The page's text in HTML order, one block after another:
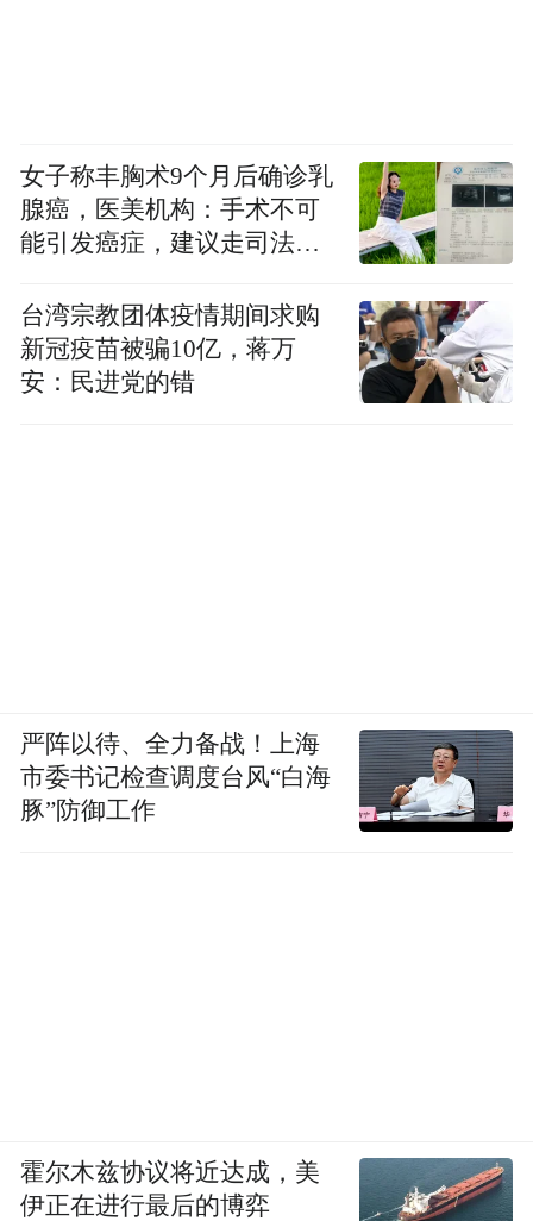
女子称丰胸术9个月后确诊乳
腺癌，医美机构：手术不可
能引发癌症，建议走司法途
台湾宗教团体疫情期间求购
新冠疫苗被骗10亿，蒋万
安：民进党的错
严阵以待、全力备战！上海
市委书记检查调度台风“白海
豚”防御工作
霍尔木兹协议将近达成，美
伊正在进行最后的博弈